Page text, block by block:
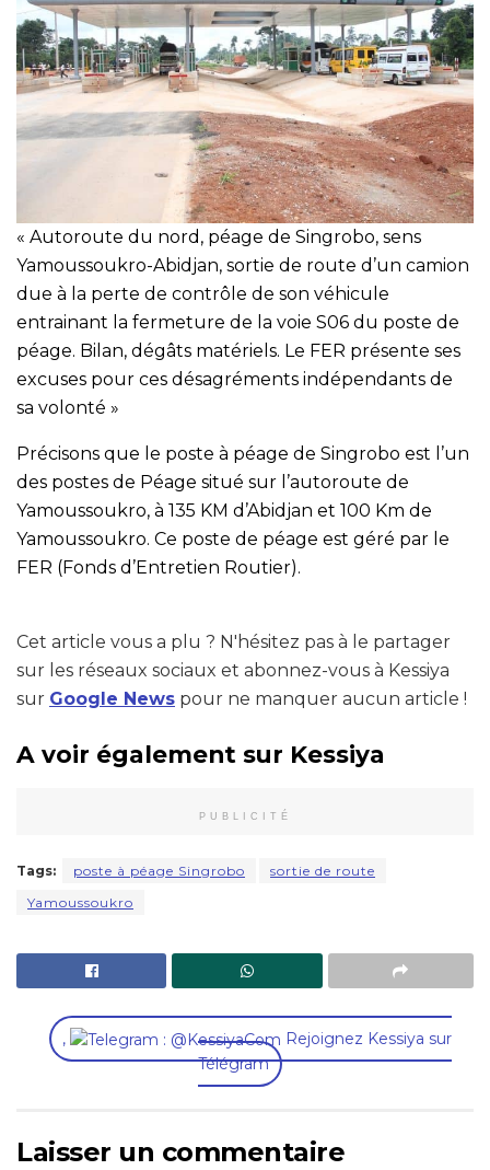
« Autoroute du nord, péage de Singrobo, sens
Yamoussoukro-Abidjan, sortie de route d’un camion
due à la perte de contrôle de son véhicule
entrainant la fermeture de la voie S06 du poste de
péage. Bilan, dégâts matériels. Le FER présente ses
excuses pour ces désagréments indépendants de
sa volonté »
Précisons que le poste à péage de Singrobo est l’un
des postes de Péage situé sur l’autoroute de
Yamoussoukro, à 135 KM d’Abidjan et 100 Km de
Yamoussoukro. Ce poste de péage est géré par le
FER (Fonds d’Entretien Routier).
Cet article vous a plu ? N'hésitez pas à le partager
sur les réseaux sociaux et abonnez-vous à Kessiya
sur Google News pour ne manquer aucun article !
A voir également sur Kessiya
PUBLICITÉ
Tags: poste à péage Singrobo
sortie de route
Yamoussoukro
,
Rejoignez Kessiya sur
Télégram
Laisser un commentaire